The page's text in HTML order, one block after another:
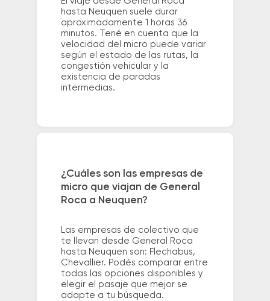
hasta Neuquen suele durar
aproximadamente 1 horas 36
minutos. Tené en cuenta que la
velocidad del micro puede variar
según el estado de las rutas, la
congestión vehicular y la
existencia de paradas
intermedias.
¿Cuáles son las empresas de
micro que viajan de General
Roca a Neuquen?
Las empresas de colectivo que
te llevan desde General Roca
hasta Neuquen son: Flechabus,
Chevallier. Podés comparar entre
todas las opciones disponibles y
elegir el pasaje que mejor se
adapte a tu búsqueda.